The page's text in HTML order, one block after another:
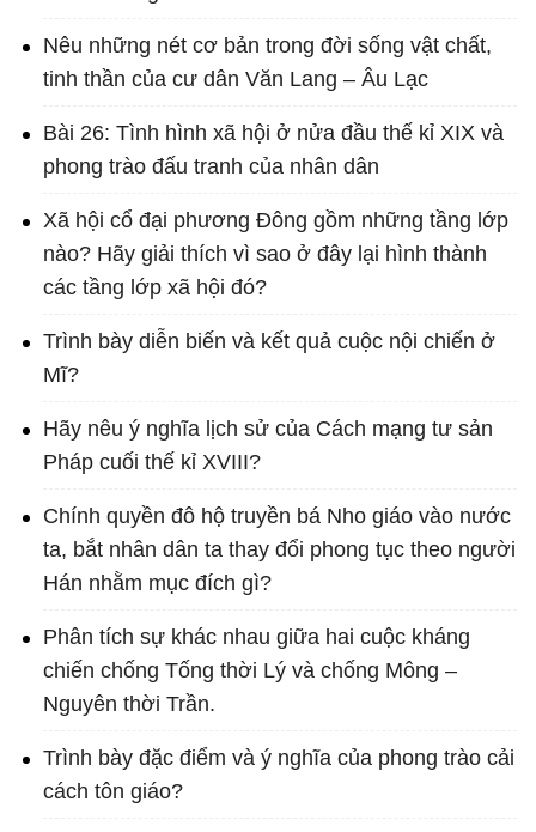
Nêu những nét cơ bản trong đời sống vật chất,
tinh thần của cư dân Văn Lang – Âu Lạc
Bài 26: Tình hình xã hội ở nửa đầu thế kỉ XIX và
phong trào đấu tranh của nhân dân
Xã hội cổ đại phương Đông gồm những tầng lớp
nào? Hãy giải thích vì sao ở đây lại hình thành
các tầng lớp xã hội đó?
Trình bày diễn biến và kết quả cuộc nội chiến ở
Mĩ?
Hãy nêu ý nghĩa lịch sử của Cách mạng tư sản
Pháp cuối thế kỉ XVIII?
Chính quyền đô hộ truyền bá Nho giáo vào nước
ta, bắt nhân dân ta thay đổi phong tục theo người
Hán nhằm mục đích gì?
Phân tích sự khác nhau giữa hai cuộc kháng
chiến chống Tống thời Lý và chống Mông –
Nguyên thời Trần.
Trình bày đặc điểm và ý nghĩa của phong trào cải
cách tôn giáo?